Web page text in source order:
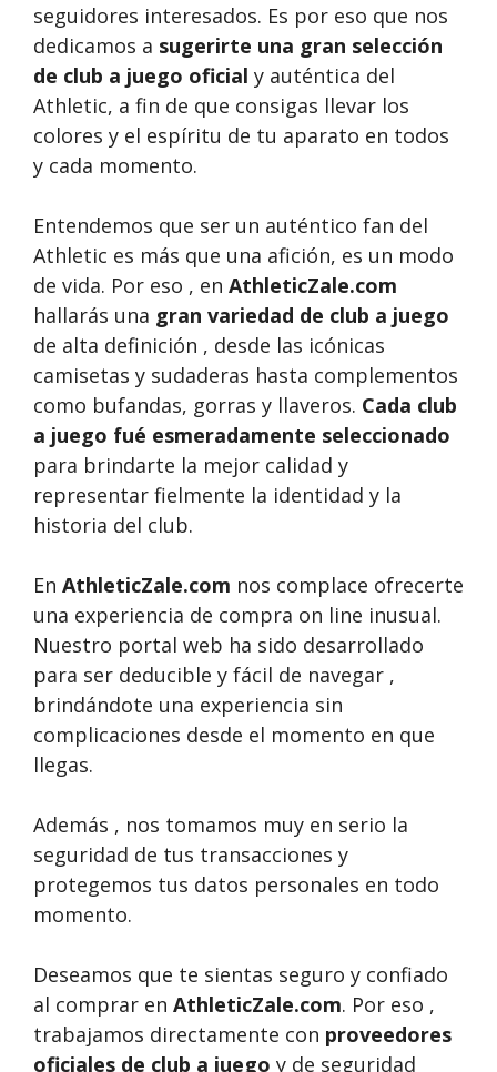
seguidores interesados. Es por eso que nos
dedicamos a sugerirte una gran selección
de club a juego oficial y auténtica del
Athletic, a fin de que consigas llevar los
colores y el espíritu de tu aparato en todos
y cada momento.
Entendemos que ser un auténtico fan del
Athletic es más que una afición, es un modo
de vida. Por eso , en AthleticZale.com
hallarás una gran variedad de club a juego
de alta definición , desde las icónicas
camisetas y sudaderas hasta complementos
como bufandas, gorras y llaveros. Cada club
a juego fué esmeradamente seleccionado
para brindarte la mejor calidad y
representar fielmente la identidad y la
historia del club.
En AthleticZale.com nos complace ofrecerte
una experiencia de compra on line inusual.
Nuestro portal web ha sido desarrollado
para ser deducible y fácil de navegar ,
brindándote una experiencia sin
complicaciones desde el momento en que
llegas.
Además , nos tomamos muy en serio la
seguridad de tus transacciones y
protegemos tus datos personales en todo
momento.
Deseamos que te sientas seguro y confiado
al comprar en AthleticZale.com. Por eso ,
trabajamos directamente con proveedores
oficiales de club a juego y de seguridad